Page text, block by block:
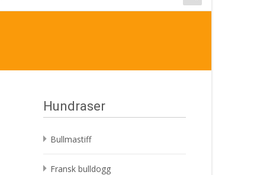
for:
Hundraser
Bullmastiff
Fransk bulldogg